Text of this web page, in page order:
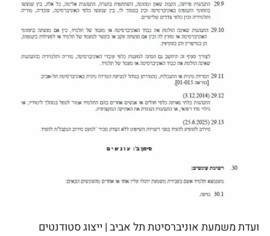
ועדת משמעת אוניברסיטת תל אביב | ייצוג סטודנטים